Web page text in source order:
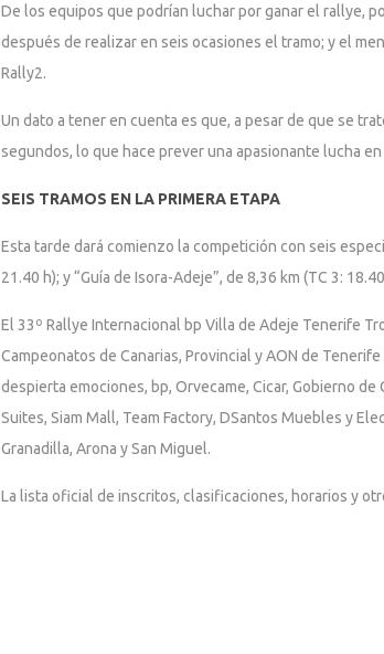
De los equipos que podrían luchar por ganar el rallye,
después de realizar en seis ocasiones el tramo; y el
Rally2.
Un dato a tener en cuenta es que, a pesar de que se
segundos, lo que hace prever una apasionante lucha
SEIS TRAMOS EN LA PRIMERA ETAPA
Esta tarde dará comienzo la competición con seis
21.40 h); y “Guía de Isora-Adeje”, de 8,36 km (TC 3:
El 33º Rallye Internacional bp Villa de Adeje Tenerife
Campeonatos de Canarias, Provincial y AON de
despierta emociones, bp, Orvecame, Cicar, Gobierno
Suites, Siam Mall, Team Factory, DSantos Muebles y
Granadilla, Arona y San Miguel.
La lista oficial de inscritos, clasificaciones, horarios y